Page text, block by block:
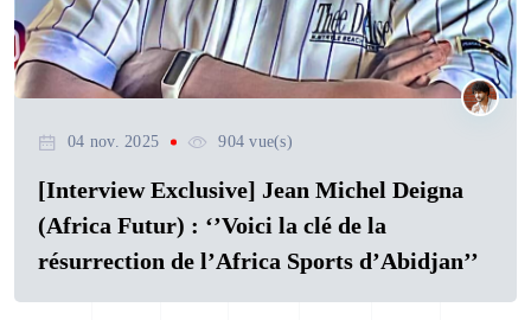
04 nov. 2025 904 vue(s)
[Interview Exclusive] Jean Michel Deigna
(Africa Futur) : ‘’Voici la clé de la
résurrection de l’Africa Sports d’Abidjan’’